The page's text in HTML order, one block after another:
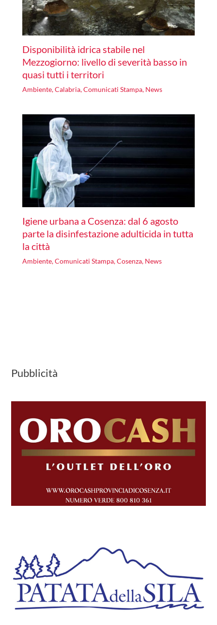
Disponibilità idrica stabile nel
Mezzogiorno: livello di severità basso in
quasi tutti i territori
Ambiente,Calabria,Comunicati Stampa, News
Igiene urbana a Cosenza: dal 6 agosto
parte la disinfestazione adulticida in tutta
la città
Ambiente,Comunicati Stampa,Cosenza, News
Pubblicità